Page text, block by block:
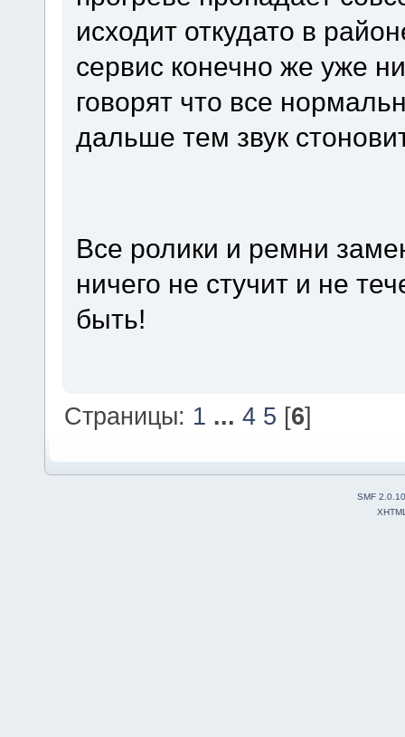
исходит откудато в
сервис конечно же уже
говорят что все
дальше тем звук
Все ролики и ремни
ничего не стучит и не
быть!
Страницы: 1 ...4 5 [6]
SMF 2.0.10